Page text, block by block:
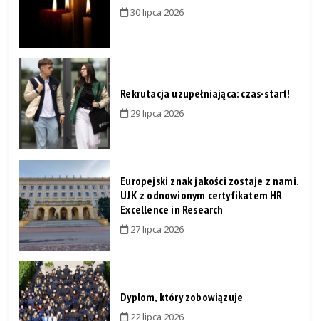
30 lipca 2026
Rekrutacja uzupełniająca: czas-start!
29 lipca 2026
Europejski znak jakości zostaje z nami.
UJK z odnowionym certyfikatem HR
Excellence in Research
27 lipca 2026
Dyplom, który zobowiązuje
22 lipca 2026